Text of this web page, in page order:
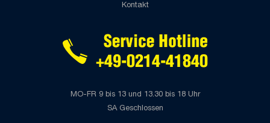
Kontakt
MO-FR 9 bis 13 und 13.30 bis 18 Uhr
SA Geschlossen